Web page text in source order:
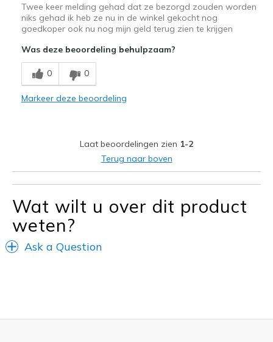
Twee keer melding gehad dat ze bezorgd zouden worden
niks gehad ik heb ze nu in de winkel gekocht nog
goedkoper ook nu nog mijn geld terug zien te krijgen
Was deze beoordeling behulpzaam?
0 0
Markeer deze beoordeling
Laat beoordelingen zien 1-2
Terug naar boven
Wat wilt u over dit product
weten?
Ask a Question